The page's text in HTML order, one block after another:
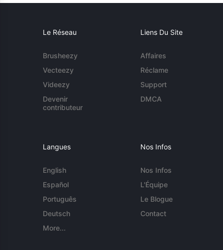
Le Réseau
Brusheezy
Vecteezy
Videezy
Devenir
contributeur
Liens Du Site
Affaires
Réclame
Support
DMCA
Langues
English
Español
Português
Deutsch
More...
Nos Infos
Nos Infos
L'Équipe
Le Blogue
Contact